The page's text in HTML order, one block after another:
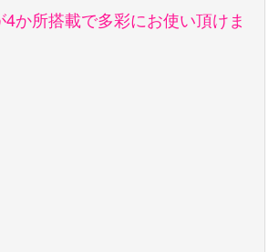
か所搭載で多彩にお使い頂けま